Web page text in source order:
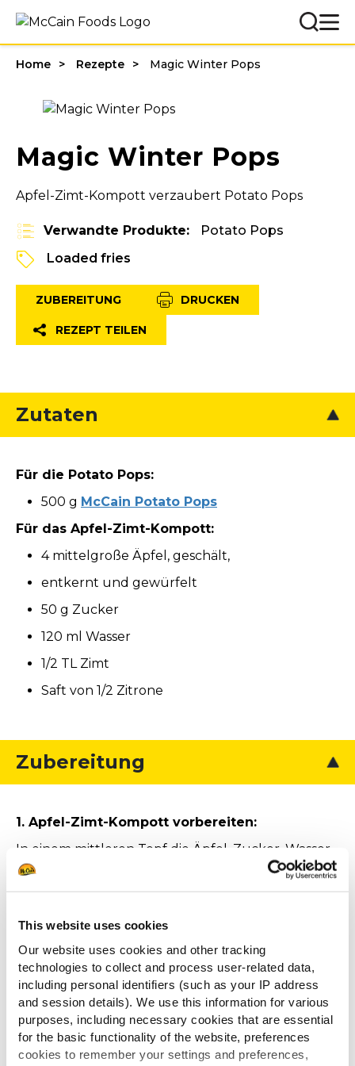
This website uses cookies
Our website uses cookies and other tracking
technologies to collect and process user-related data,
including personal identifiers (such as your IP address
and session details). We use this information for various
purposes, including necessary cookies that are essential
for the basic functionality of the website, preferences
cookies to remember your settings and preferences,
Home Rezepte Magic Winter Pops
Magic Winter Pops
Apfel-Zimt-Kompott verzaubert Potato Pops
Verwandte Produkte:
Potato Pops
Loaded fries
ZUBEREITUNG DRUCKEN
REZEPT TEILEN
Zutaten
Für die Potato Pops:
500 g McCain Potato Pops
Für das Apfel-Zimt-Kompott:
4 mittelgroße Äpfel, geschält,
entkernt und gewürfelt
50 g Zucker
120 ml Wasser
1/2 TL Zimt
Saft von 1/2 Zitrone
Zubereitung
1. Apfel-Zimt-Kompott vorbereiten:
In einem mittleren Topf die Äpfel, Zucker, Wasser
und Zitronensaft zum Kochen bringen. Zimt
20 Minuten köcheln lassen, bis die Äpfel weich
sind und die Masse eingedickt ist. Vom Herd
nehmen und abkühlen lassen. Das Kompott kann
warm oder kalt serviert werden.
2. Potato Pops zubereiten:
Die Potato Pops nach Packungsanleitung in einer
Fritteuse zubereiten, bis sie goldbraun und